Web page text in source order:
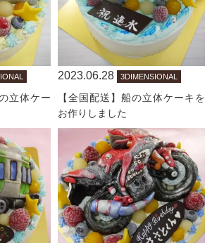
立体ケー
2023.06.28 3DIMENSIONAL
【全国配送】船の立体ケーキを
お作りしました